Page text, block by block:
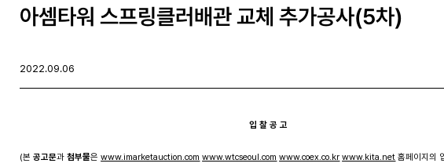
아셈타워 스프링클러배관 교체 추가공사(5차)
2022.09.06
입 찰 공 고
(본공고문과첨부물은www.imarketauction.com www.wtcseoul.com www.coex.co.kr www.kita.net 홈페이지의